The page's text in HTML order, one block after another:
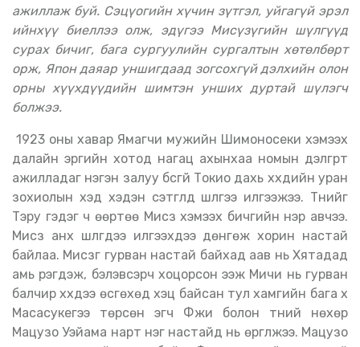
ажиллаж буй. Сэцүогийн хүчин зүтгэл, уйгагүй эрэл
ийнхүү биеллээ олж, эдүгээ Мисүзүгийн шүлгүүд
сурах бичиг, бага сургуулийн сургалтын хөтөлбөрт
орж, Япон даяар уншигдаад зогсохгүй дэлхийн олон
орны хүүхдүүдийн шимтэн унших дуртай шүлэгч
болжээ.
1923 оны хавар Ямагүчи мужийн Шимоносеки хэмээх
далайн эргийн хотод нагац ахынхаа номын дэлгүүрт
ажилладаг нэгэн залуу бүсгүй Токио дахь хүүхдийн уран
зохиолын хэд хэдэн сэтгүүлд шүлгээ илгээжээ. Түүнийг
Тэру гэдэг ч өөртөө Мисүзү хэмээх бичгийн нэр авчээ.
Мисүзү анх шүлгүүдээ илгээхдээ дөнгөж хорин настай
байлаа. Мисүзүг гурван настай байхад аав нь Хятадад
амь үрэгдэж, бэлэвсэрч хоцорсон ээж Мичи нь гурван
балчир хүүхдээ өсгөхөд хэцүү байсан тул хамгийн бага хүү
Масасукегээ төрсөн эгч Фүжи болон түүний нөхөр
Мацузо Уэйама нарт нэг настайд нь өргүүлжээ. Мацузо